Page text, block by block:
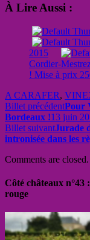
À Lire Aussi :
2015
Cordier-
! Mise à prix
A CARAFER,
Billet précédentPour
Bordeaux !13 juin
Billet suivantJurade
intronisée dans les
Comments are closed.
Côté châteaux n°43
rouge